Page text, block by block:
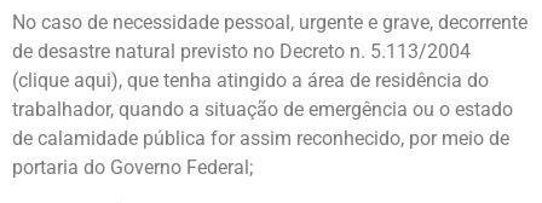
No caso de necessidade pessoal, urgente e grave, decorrente
de desastre natural previsto no Decreto n. 5.113/2004
(clique aqui), que tenha atingido a área de residência do
trabalhador, quando a situação de emergência ou o estado
de calamidade pública for assim reconhecido, por meio de
portaria do Governo Federal;